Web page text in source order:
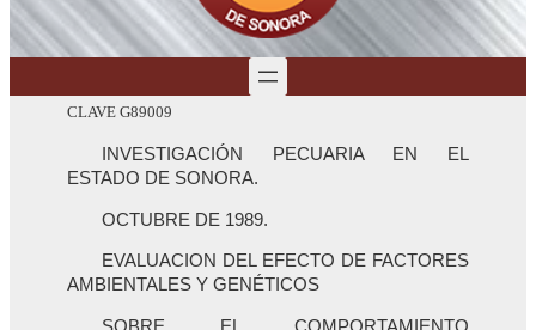
CLAVE G89009
INVESTIGACIÓN PECUARIA EN EL
ESTADO DE SONORA.
OCTUBRE DE 1989.
EVALUACION DEL EFECTO DE FACTORES
AMBIENTALES Y GENÉTICOS